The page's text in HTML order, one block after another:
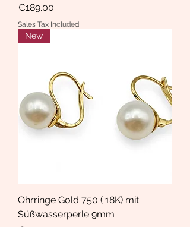
Price
€189.00
Sales Tax Included
New
Ohrringe Gold 750 ( 18K) mit
Süßwasserperle 9mm